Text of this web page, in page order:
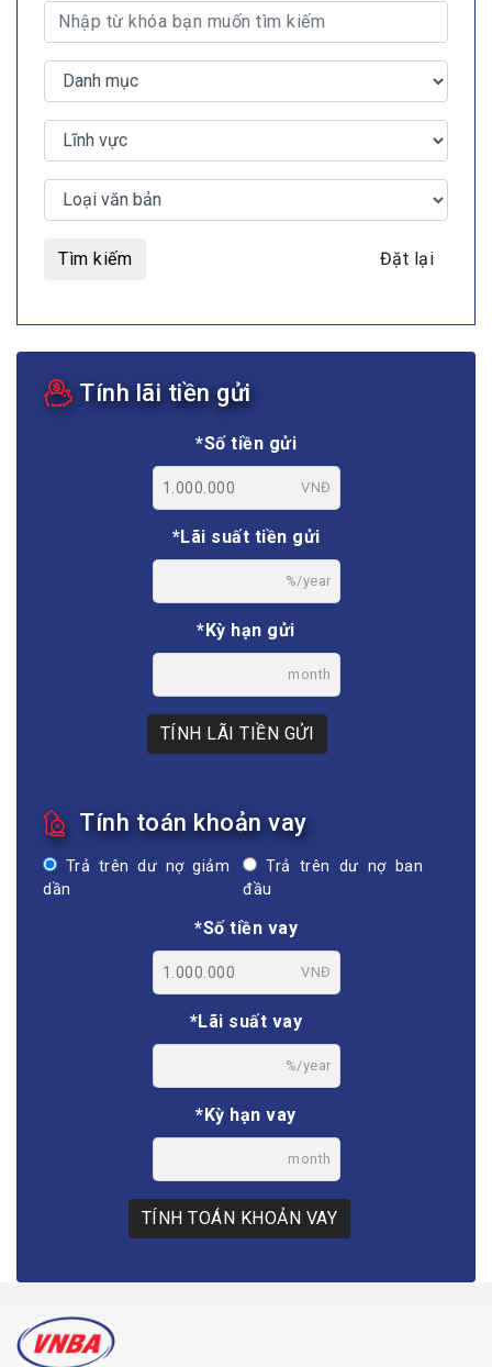
Tìm kiếm Đặt lại
Tính lãi tiền gửi
*Số tiền gửi
VNĐ
*Lãi suất tiền gửi
%/year
*Kỳ hạn gửi
month
TÍNH LÃI TIỀN GỬI
Tính toán khoản vay
Trả trên dư nợ giảm
dần
Trả trên dư nợ ban
đầu
*Số tiền vay
VNĐ
*Lãi suất vay
%/year
*Kỳ hạn vay
month
TÍNH TOÁN KHOẢN VAY